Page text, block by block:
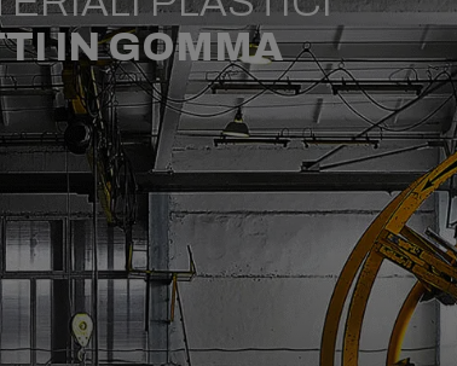
IN GOMMA